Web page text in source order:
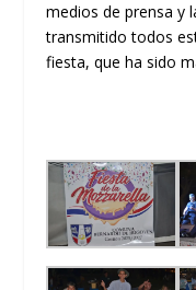
medios de prensa y
transmitido todos
fiesta, que ha sido